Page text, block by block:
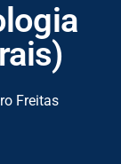
Freitas